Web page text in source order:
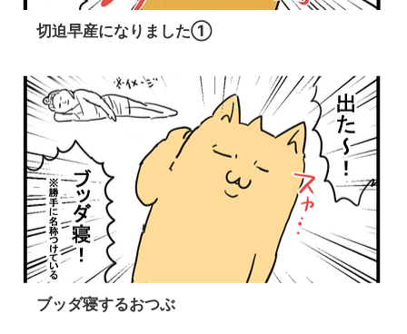
切迫早産になりました①
ブッダ寝するおつぶ